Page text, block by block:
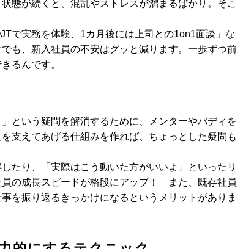
態が続くと、混乱やストレスが溜まるばかり。そこ
で実務を体験、1カ月後には上司との1on1面談」な
も、新入社員の不安はグッと減ります。一歩ずつ前
るんです。
という疑問を解消するために、メンターやバディを
支えてあげる仕組みを作れば、ちょっとした疑問も
たり、「実際はこう動いた方がいいよ」といったリ
の成長スピードが格段にアップ！ また、既存社員
を振り返るきっかけになるというメリットがありま